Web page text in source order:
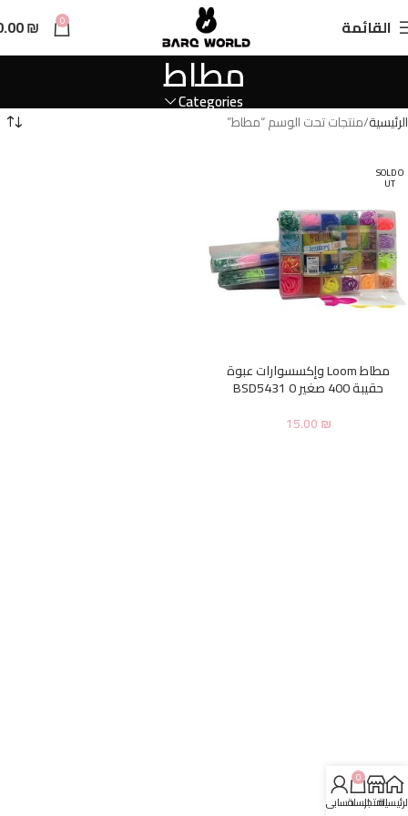
القائمة 0
₪
مطاط
Categories
الرئيسية منتجات تحت الوسم “مطاط”
SOLD O
UT
مطاط Loom وإكسسوارات عبوة
حقيبة 400 صغير BSD5431 0
15.00₪
المتجر
0
السلةحسابي